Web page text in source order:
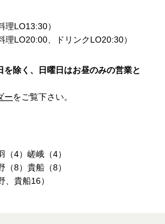
理LO13:30）
理LO20:00、ドリンクLO20:30）
を除く、日曜日はお昼のみの営業と
ーをご覧下さい。
4）嵯峨（4）
8）貴船（8）
、貴船16）